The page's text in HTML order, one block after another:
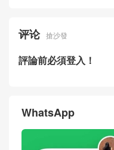
评论 搶沙發
評論前必須登入！
WhatsApp